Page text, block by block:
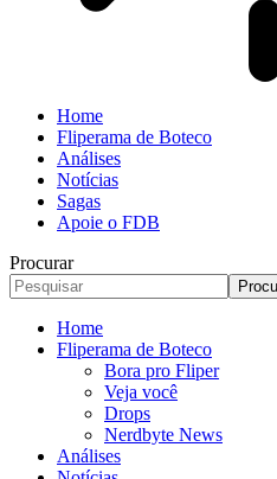
Home
Fliperama de Boteco
Análises
Notícias
Sagas
Apoie o FDB
Procurar
Home
Fliperama de Boteco
Bora pro Fliper
Veja você
Drops
Nerdbyte News
Análises